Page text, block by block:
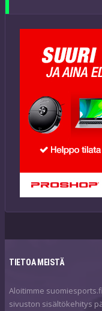
TIETOA MEISTÄ
Aloitimme
sivuston sisältökehitys